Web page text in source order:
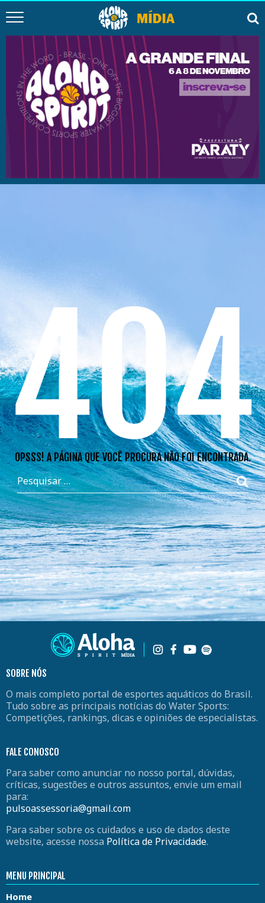
404
OPSSS! A PÁGINA QUE VOCÊ PROCURA NÃO FOI ENCONTRADA.
SOBRE NÓS
O mais completo portal de esportes aquáticos do Brasil.
Tudo sobre as principais notícias do Water Sports:
Competições, rankings, dicas e opiniões de especialistas.
FALE CONOSCO
Para saber como anunciar no nosso portal, dúvidas,
críticas, sugestões e outros assuntos, envie um email
para:
pulsoassessoria@gmail.com
Para saber sobre os cuidados e uso de dados deste
website, acesse nossa Política de Privacidade.
MENU PRINCIPAL
Home